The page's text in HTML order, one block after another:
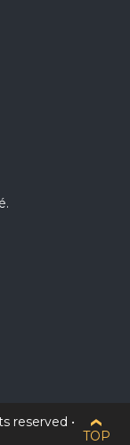
reserved •
TOP